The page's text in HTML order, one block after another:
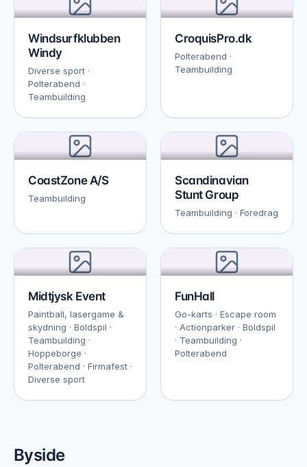
Windsurfklubben
Windy
Diverse sport ·
Polterabend ·
Teambuilding
CroquisPro.dk
Polterabend ·
Teambuilding
CoastZone A/S
Teambuilding
Scandinavian
Stunt Group
Teambuilding · Foredrag
Midtjysk Event
Paintball, lasergame &
skydning · Boldspil ·
Teambuilding ·
Hoppeborge ·
Polterabend · Firmafest ·
Diverse sport
FunHall
Go-karts · Escape room
· Actionparker · Boldspil
· Teambuilding ·
Polterabend
Byside